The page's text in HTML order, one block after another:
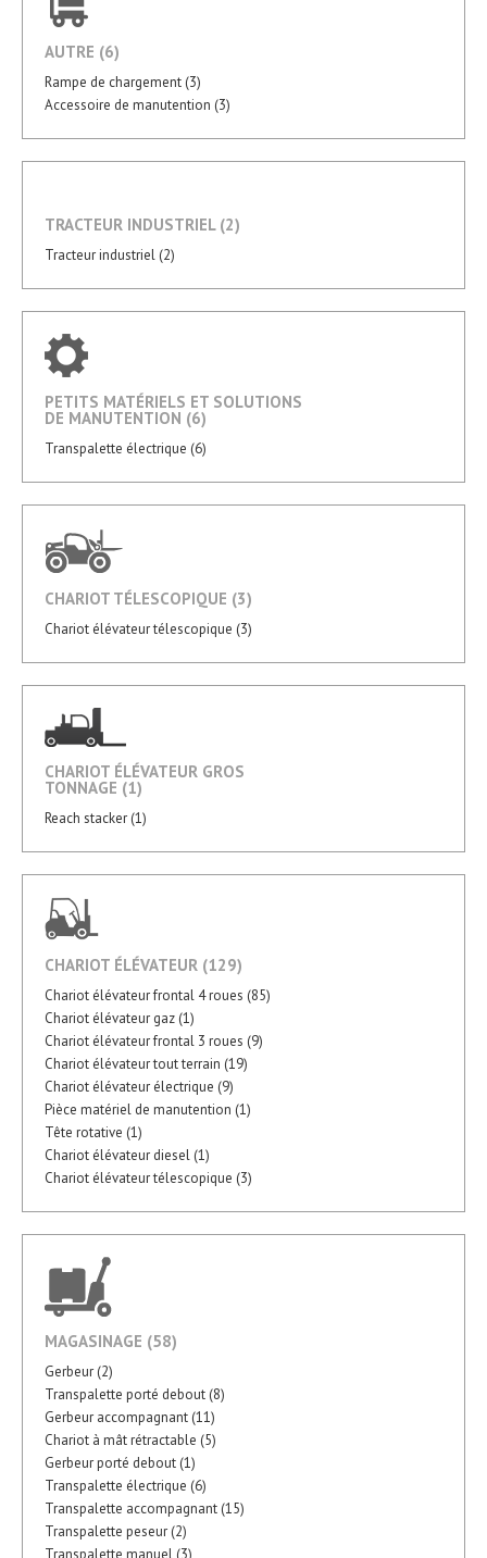
AUTRE (6)
Rampe de chargement (3)
Accessoire de manutention (3)
TRACTEUR INDUSTRIEL (2)
Tracteur industriel (2)
PETITS MATÉRIELS ET SOLUTIONS
DE MANUTENTION (6)
Transpalette électrique (6)
CHARIOT TÉLESCOPIQUE (3)
Chariot élévateur télescopique (3)
CHARIOT ÉLÉVATEUR GROS
TONNAGE (1)
Reach stacker (1)
CHARIOT ÉLÉVATEUR (129)
Chariot élévateur frontal 4 roues (85)
Chariot élévateur gaz (1)
Chariot élévateur frontal 3 roues (9)
Chariot élévateur tout terrain (19)
Chariot élévateur électrique (9)
Pièce matériel de manutention (1)
Tête rotative (1)
Chariot élévateur diesel (1)
Chariot élévateur télescopique (3)
MAGASINAGE (58)
Gerbeur (2)
Transpalette porté debout (8)
Gerbeur accompagnant (11)
Chariot à mât rétractable (5)
Gerbeur porté debout (1)
Transpalette électrique (6)
Transpalette accompagnant (15)
Transpalette peseur (2)
Transpalette manuel (3)